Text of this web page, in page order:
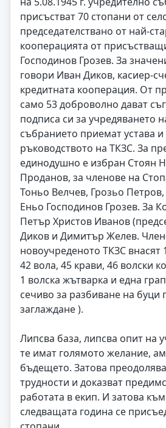
присъстват 70 стопани от
председателствано от най-
кооперацията от
Господинов Грозев. За
говори Иван Диков, касиер-
кредитната кооперация. От
само 53 доброволно дават
подписа си за учредяването
събранието приемат устава
ръководството на ТКЗС. За
единодушно е избран Стоян
Проданов, за членове на
Тоньо Велчев, Грозьо
Еньо Господинов Грозев. За
Петър Христов Иванов
Диков и Димитър Желев.
новоучреденото ТКЗС внасят
42 вола, 45 крави, 46 волски
1 волска жътварка и една
сечиво за разбиване на буци
заглаждане ).
Липсва база, липсва опит на
те имат голямото желание,
бъдещето. Затова
трудности и доказват
работата в екип. И затова
следващата година се